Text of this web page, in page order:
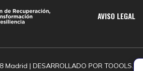
AVISO LEGAL
Madrid | DESARROLLADO POR TOOOLS.